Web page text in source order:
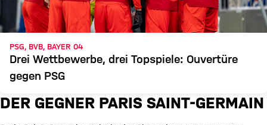
PSG, BVB, BAYER 04
Drei Wettbewerbe, drei Topspiele: Ouvertüre
gegen PSG
DER GEGNER PARIS SAINT-GERMAIN